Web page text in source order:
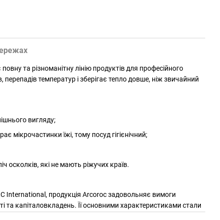
та різноманітну лінію продуктів для професійного
температур і зберігає тепло довше, ніж звичайний
вигляду;
мікрочастинки їжі, тому посуд гігієнічний;
осколків, які не мають ріжучих країв.
International, продукція Arcoroc задовольняє вимоги
та капіталовкладень. Її основними характеристиками стали